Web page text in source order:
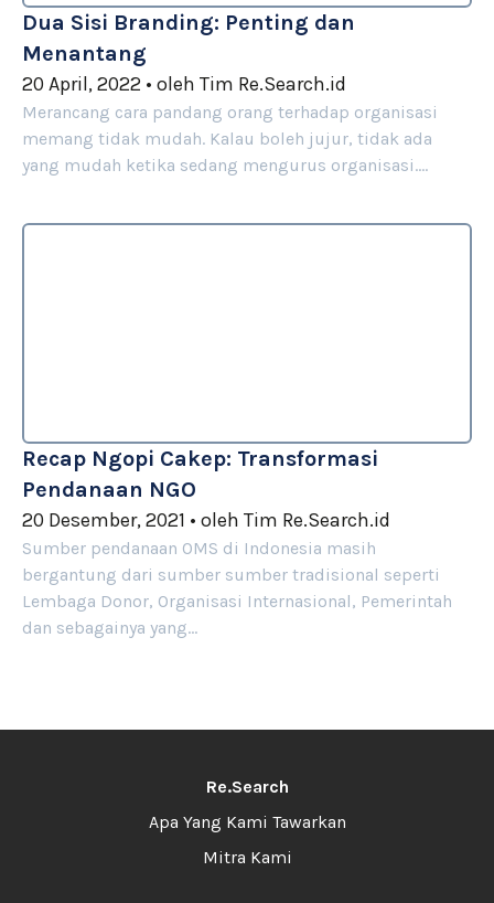
Dua Sisi Branding: Penting dan
Menantang
20 April, 2022 • oleh Tim Re.Search.id
Merancang cara pandang orang terhadap organisasi
memang tidak mudah. Kalau boleh jujur, tidak ada
yang mudah ketika sedang mengurus organisasi.…
Recap Ngopi Cakep: Transformasi
Pendanaan NGO
20 Desember, 2021 • oleh Tim Re.Search.id
Sumber pendanaan OMS di Indonesia masih
bergantung dari sumber sumber tradisional seperti
Lembaga Donor, Organisasi Internasional, Pemerintah
dan sebagainya yang…
Re.Search
Apa Yang Kami Tawarkan
Mitra Kami